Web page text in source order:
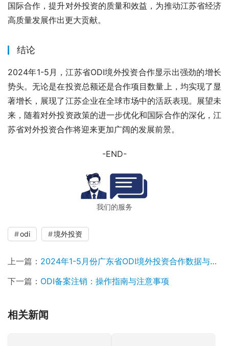
国际合作，提升对外投资的质量和效益，为推动江苏省经济
高质量发展作出更大贡献。
结论
2024年1-5月，江苏省ODI境外投资合作显示出强劲的增长
势头。无论是在投资总额还是合作项目数量上，均实现了显
著增长，展现了江苏企业在全球市场中的活跃表现。展望未
来，随着对外投资政策的进一步优化和国际合作的深化，江
苏省对外投资合作将迎来更加广阔的发展前景。
-END-
我们的服务
odi 境外投资
上一篇： 2024年1-5月份广东省ODI境外投资合作数据与2023年同期对比
下一篇： ODI备案注销：操作指南与注意事项
相关新闻